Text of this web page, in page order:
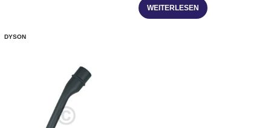
WEITERLESEN
DYSON